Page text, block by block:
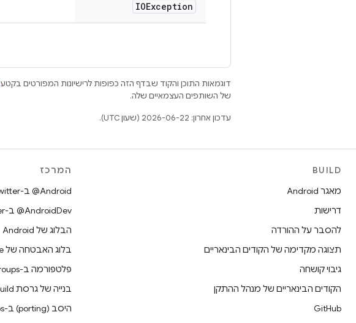
IOException
דוגמאות התוכן והקוד שבדף הזה כפופות לרישיונות המפורטים בקטע
של השותפים העצמאיים שלה.
עדכון אחרון: 2026-06-22 (שעון UTC).
BUILD
מאגר Android
דרישות
להסבר על ההורדה
תצוגה מקדימה של הקודים הבינאריים
גיבוי קושחה
הקודים הבינאריים של מנהל ההתקן
GitHub
המרכז
‎@Android ב-Twitter
‎@AndroidDev ב-Twitter
הבלוג של Android
בלוג האבטחה של Google
פלטפורמה ב-Google Groups
בנייה של גרסת Build ב-Google Groups
היסב (porting) ב-Google Groups